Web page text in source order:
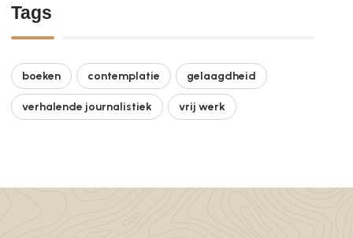
Tags
boeken contemplatie gelaagdheid
verhalende journalistiek vrij werk